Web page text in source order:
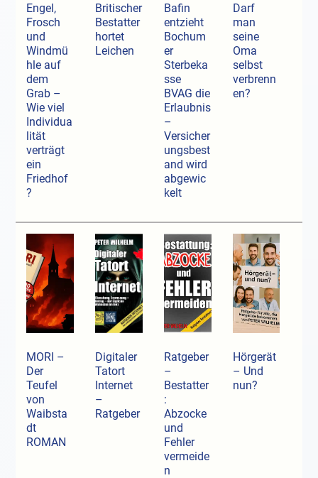
Engel,
Frosch
und
Windmü
hle auf
dem
Grab –
Wie viel
Individua
lität
verträgt
ein
Friedhof
?
Britischer
Bestatter
hortet
Leichen
Bafin
entzieht
Bochum
er
Sterbeka
sse
BVAG die
Erlaubnis
–
Versicher
ungsbest
and wird
abgewic
kelt
Darf
man
seine
Oma
selbst
verbrenn
en?
MORI –
Der
Teufel
von
Waibsta
dt
ROMAN
Digitaler
Tatort
Internet
–
Ratgeber
Ratgeber
–
Bestatter
:
Abzocke
und
Fehler
vermeide
n
Hörgerät
– Und
nun?